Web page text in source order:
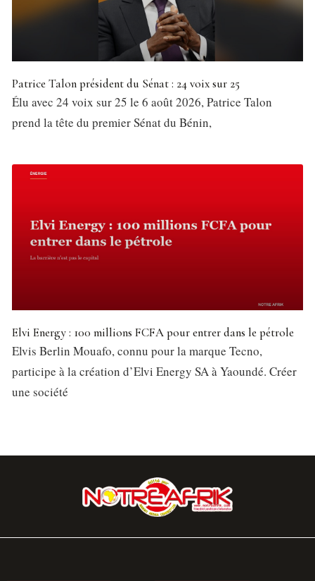
Patrice Talon président du Sénat : 24 voix sur 25
Élu avec 24 voix sur 25 le 6 août 2026, Patrice Talon
prend la tête du premier Sénat du Bénin,
Elvi Energy : 100 millions FCFA pour entrer dans le pétrole
Elvis Berlin Mouafo, connu pour la marque Tecno,
participe à la création d’Elvi Energy SA à Yaoundé. Créer
une société